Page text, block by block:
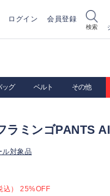
ログイン 会員登録
検索
ッグ ベルト その他
ラミンゴPANTS
ル対象品
込） 25%OFF